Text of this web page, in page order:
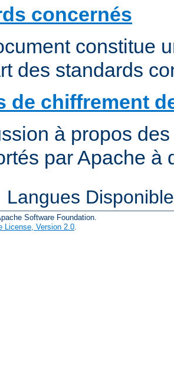
concernés
constitue
des standards
de chiffrement
à propos
par Apache à
Langues
Software Foundation.
License, Version 2.0